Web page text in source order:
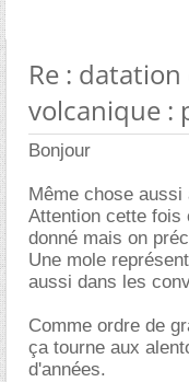
Re :
volcanique :
Bonjour
Même chose
Attention cette fois
donné mais on
Une mole
aussi dans les
Comme ordre de
ça tourne aux
d'années.